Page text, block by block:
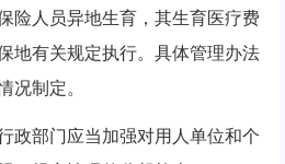
人员异地生育，其生育医疗费
地有关规定执行。具体管理办法
况制定。
部门应当加强对用人单位和个